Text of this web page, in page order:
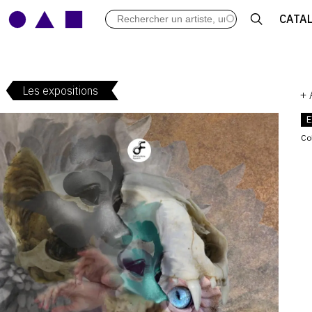
ARCHIVES DES EXPOSITIONS
Les expositions +